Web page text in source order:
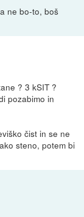
ne bo-to, boš
? 3 kSIT ?
pozabimo in
čist in se ne
steno, potem bi